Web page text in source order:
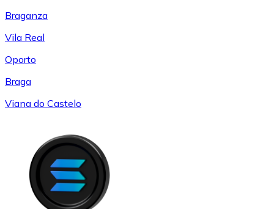
Braganza
Vila Real
Oporto
Braga
Viana do Castelo